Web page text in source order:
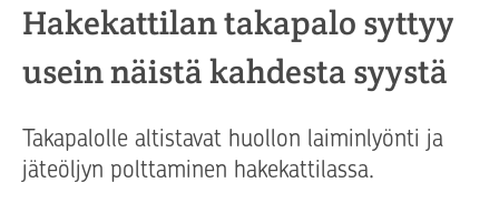
Hakekattilan takapalo syttyy
usein näistä kahdesta syystä
Takapalolle altistavat huollon laiminlyönti ja
jäteöljyn polttaminen hakekattilassa.